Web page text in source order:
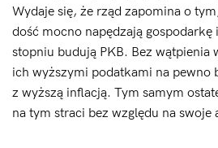
Wydaje się, że rząd zapomina o
dość mocno napędzają gospodarkę
stopniu budują PKB. Bez wątpienia
ich wyższymi podatkami na pewno
z wyższą inflacją. Tym samym
na tym straci bez względu na swoje